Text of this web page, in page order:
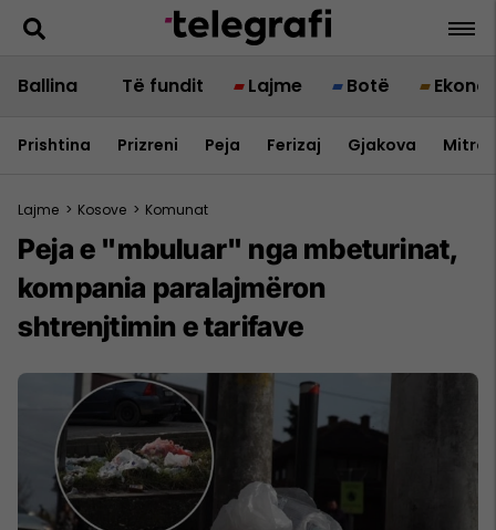
Ballina Të fundit Lajme Botë
Prishtina Prizreni Peja Ferizaj Gjakova
Lajme > Kosove > Komunat
​Peja e "mbuluar" nga mbeturinat,
kompania paralajmëron
shtrenjtimin e tarifave